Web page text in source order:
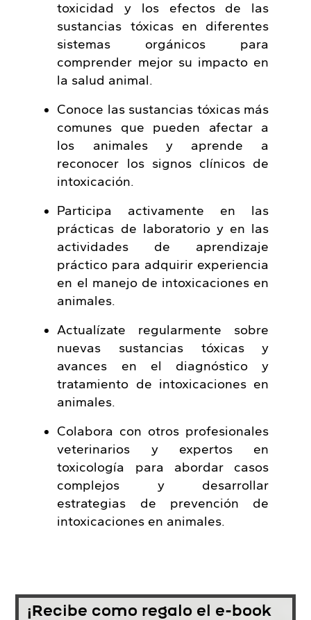
toxicidad y los efectos de las
sustancias tóxicas en diferentes
sistemas orgánicos para
comprender mejor su impacto en
la salud animal.
Conoce las sustancias tóxicas más
comunes que pueden afectar a
los animales y aprende a
reconocer los signos clínicos de
intoxicación.
Participa activamente en las
prácticas de laboratorio y en las
actividades de aprendizaje
práctico para adquirir experiencia
en el manejo de intoxicaciones en
animales.
Actualízate regularmente sobre
nuevas sustancias tóxicas y
avances en el diagnóstico y
tratamiento de intoxicaciones en
animales.
Colabora con otros profesionales
veterinarios y expertos en
toxicología para abordar casos
complejos y desarrollar
estrategias de prevención de
intoxicaciones en animales.
¡Recibe como regalo el e-book